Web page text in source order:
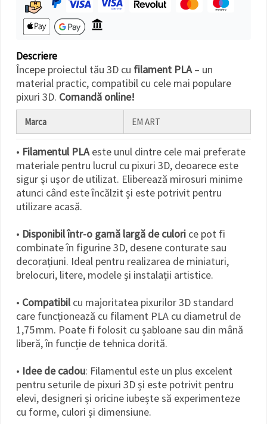
Descriere
Începe proiectul tău 3D cu filament PLA – un
material practic, compatibil cu cele mai populare
pixuri 3D. Comandă online!
Marca EM ART
• Filamentul PLA este unul dintre cele mai preferate
materiale pentru lucrul cu pixuri 3D, deoarece este
sigur și ușor de utilizat. Eliberează mirosuri minime
atunci când este încălzit și este potrivit pentru
utilizare acasă.
• Disponibil într-o gamă largă de culori ce pot fi
combinate în figurine 3D, desene conturate sau
decorațiuni. Ideal pentru realizarea de miniaturi,
brelocuri, litere, modele și instalații artistice.
• Compatibil cu majoritatea pixurilor 3D standard
care funcționează cu filament PLA cu diametrul de
1,75 mm. Poate fi folosit cu șabloane sau din mână
liberă, în funcție de tehnica dorită.
• Idee de cadou: Filamentul este un plus excelent
pentru seturile de pixuri 3D și este potrivit pentru
elevi, designeri și oricine iubește să experimenteze
cu forme, culori și dimensiune.